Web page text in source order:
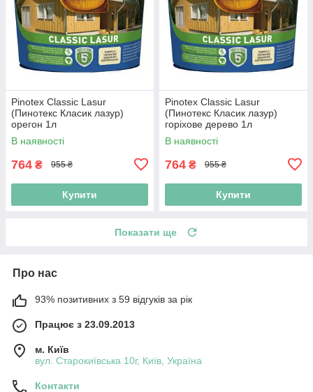
Pinotex Classic Lasur
(Пинотекс Класик лазур)
орегон 1л
В наявності
764 ₴ 955 ₴
Купити
Pinotex Classic Lasur
(Пинотекс Класик лазур)
горіхове дерево 1л
В наявності
764 ₴ 955 ₴
Купити
Показати ще
Про нас
93% позитивних з 59 відгуків за рік
Працює з 23.09.2013
м. Київ
вул. Старокиївська 10г, Київ, Україна
Контакти